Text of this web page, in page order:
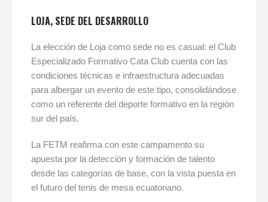
LOJA, SEDE DEL DESARROLLO
La elección de Loja como sede no es casual: el Club
Especializado Formativo Cata Club cuenta con las
condiciones técnicas e infraestructura adecuadas
para albergar un evento de este tipo, consolidándose
como un referente del deporte formativo en la región
sur del país.
La FETM reafirma con este campamento su
apuesta por la detección y formación de talento
desde las categorías de base, con la vista puesta en
el futuro del tenis de mesa ecuatoriano.